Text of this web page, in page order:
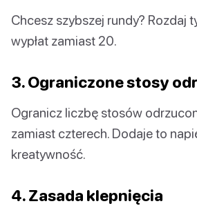
Chcesz szybszej rundy? Rozdaj
wypłat zamiast 20.
3. Ograniczone stosy
Ogranicz liczbę stosów
zamiast czterech. Dodaje to
kreatywność.
4. Zasada klepnięcia